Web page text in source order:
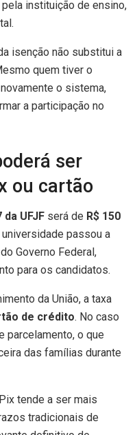
instituição de ensino,
isenção não substitui a
quem tiver o
o sistema,
a participação no
ser
ou cartão
da UFJF será de R$ 150
passou a
Governo Federal,
para os candidatos.
da União, a taxa
de crédito. No caso
parcelamento, o que
das famílias durante
tende a ser mais
tradicionais de